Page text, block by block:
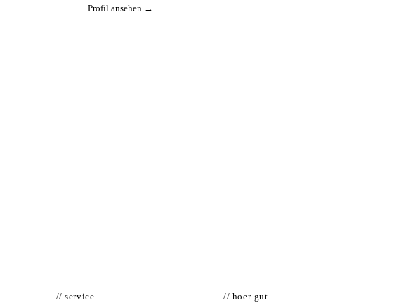
Profil ansehen →
// service // hoer-gut